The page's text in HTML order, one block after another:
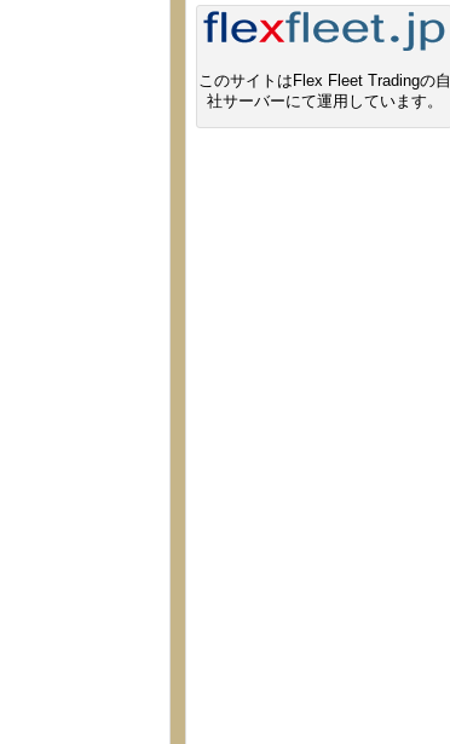
このサイトはFlex Fleet Tradingの自
社サーバーにて運用しています。